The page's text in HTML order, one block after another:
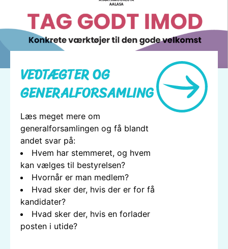
VEDTÆGTER OG
GENERALFORSAMLING
Læs meget mere om
generalforsamlingen og få blandt
andet svar på:
Hvem har stemmeret, og hvem
kan vælges til bestyrelsen?
Hvornår er man medlem?
Hvad sker der, hvis der er for få
kandidater?
Hvad sker der, hvis en forlader
posten i utide?